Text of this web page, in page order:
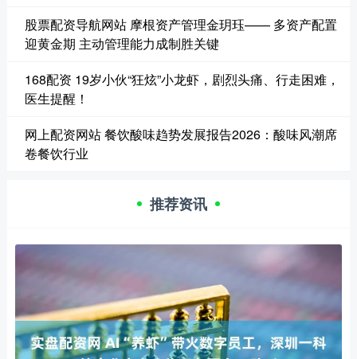
股票配资导航网站 摩根资产管理金玥珏—— 多资产配置
迎黄金期 主动管理能力成制胜关键
168配资 19岁小伙“狂炫”小龙虾，剧烈头痛、行走困难，
医生提醒！
网上配资网站 餐饮酸味趋势发展报告2026：酸味风潮席
卷餐饮行业
推荐资讯